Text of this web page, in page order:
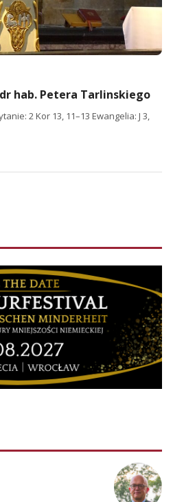
hab. Petera Tarlinskiego
2 Kor 13, 11–13 Ewangelia: J 3,